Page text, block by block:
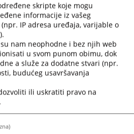
uplate javnih prihoda SBK
Prijedlog za priznanje strane
krivicnog postupka i pausala
kazne
prijepisa, zapisnika i
skripte koje mogu
informacije iz vašeg
IP adresa uređaja, varijable o
nam neophodne i bez njih web
u svom punom obimu, dok
a služe za dodatne stvari (npr.
budućeg usavršavanja
ili uskratiti pravo na